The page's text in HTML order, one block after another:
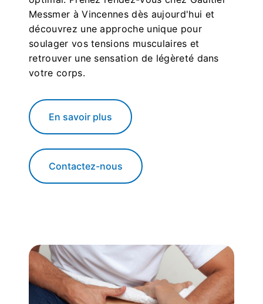
Messmer à Vincennes dès aujourd'hui et
découvrez une approche unique pour
soulager vos tensions musculaires et
retrouver une sensation de légèreté dans
votre corps.
En savoir plus
Contactez-nous